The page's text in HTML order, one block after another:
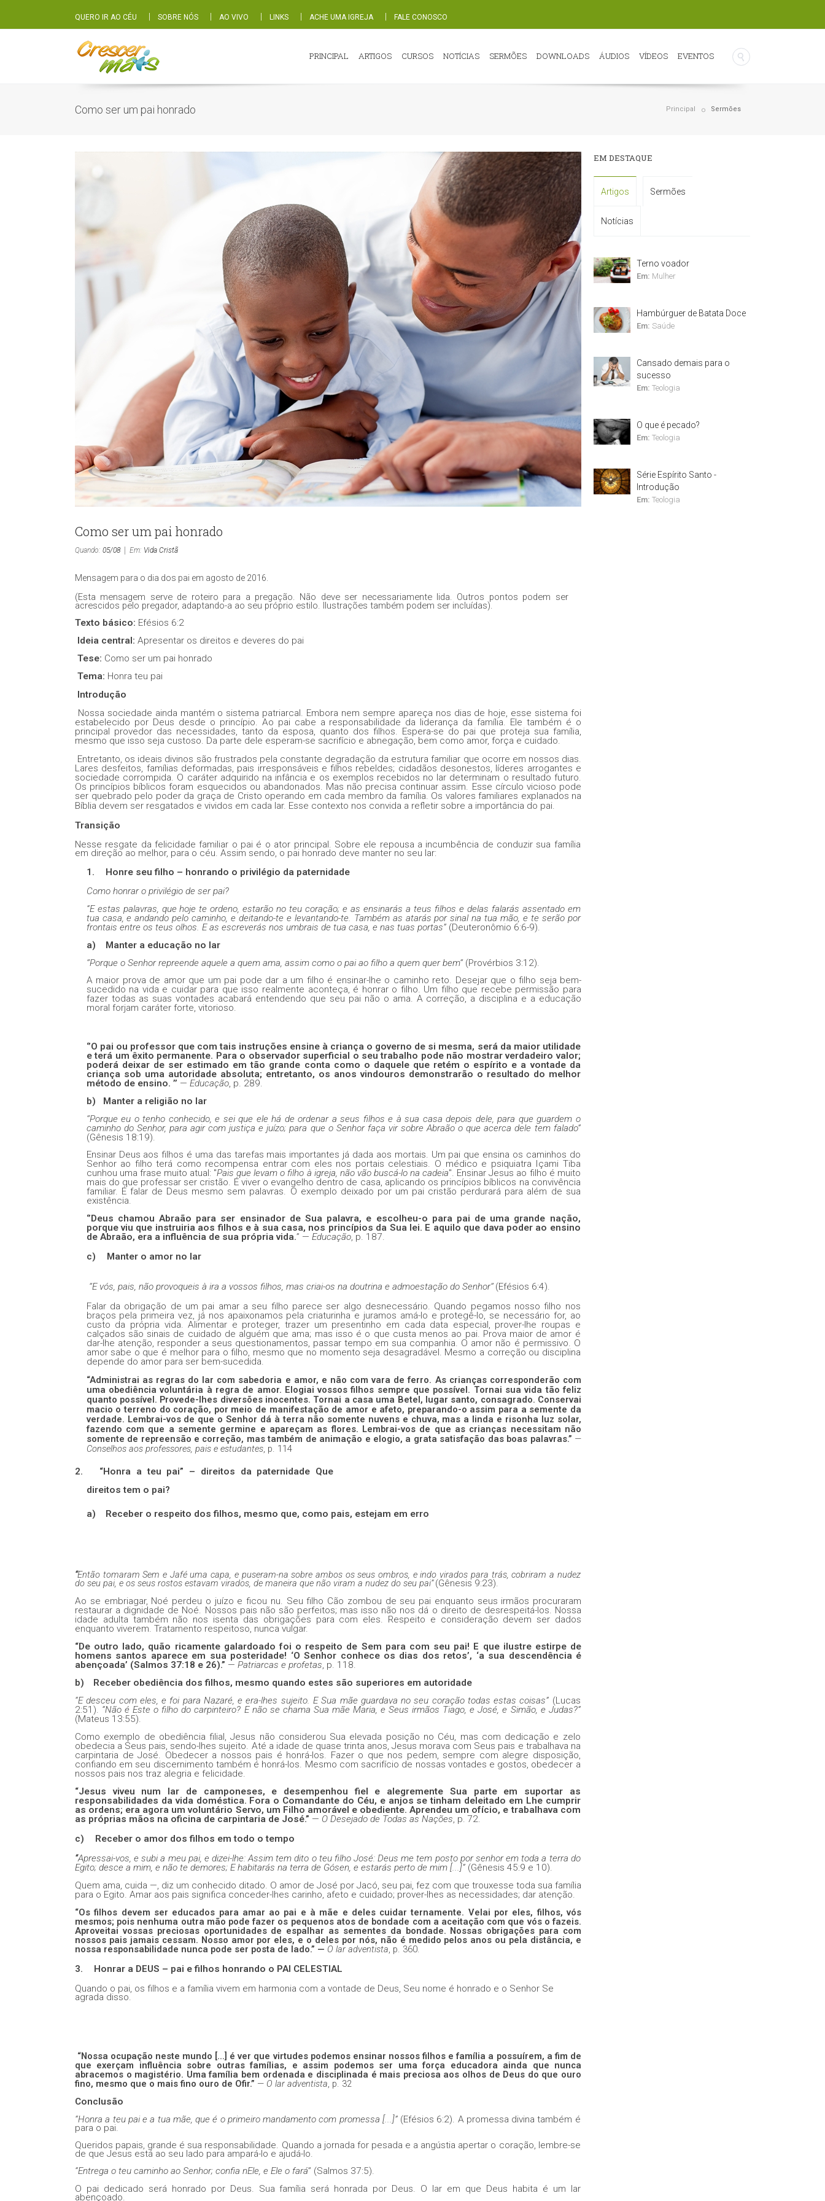
QUERO IR AO CÉU SOBRE NÓS AO VIVO LINKS ACHE UMA IGREJA FALE CONOSCO
PRINCIPAL ARTIGOS CURSOS NOTÍCIAS SERMÕES DOWNLOADS ÁUDIOS VÍDEOS EVENTOS
Como ser um pai honrado Principal Sermões
Como ser um pai honrado
Quando: 05/08 Em: Vida Cristã
Mensagem para o dia dos pai em agosto de 2016.
(Esta mensagem serve de roteiro para a pregação. Não deve ser necessariamente lida. Outros pontos podem ser
acrescidos pelo pregador, adaptando-a ao seu próprio estilo. Ilustrações também podem ser incluídas).
Texto básico: Efésios 6:2
Ideia central: Apresentar os direitos e deveres do pai
Tese: Como ser um pai honrado
Tema: Honra teu pai
Introdução
Nossa sociedade ainda mantém o sistema patriarcal. Embora nem sempre apareça nos dias de hoje, esse sistema foi
estabelecido por Deus desde o princípio. Ao pai cabe a responsabilidade da liderança da família. Ele também é o
principal provedor das necessidades, tanto da esposa, quanto dos filhos. Espera-se do pai que proteja sua família,
mesmo que isso seja custoso. Da parte dele esperam-se sacrifício e abnegação, bem como amor, força e cuidado.
Entretanto, os ideais divinos são frustrados pela constante degradação da estrutura familiar que ocorre em nossos dias.
Lares desfeitos, famílias deformadas, pais irresponsáveis e filhos rebeldes; cidadãos desonestos, líderes arrogantes e
sociedade corrompida. O caráter adquirido na infância e os exemplos recebidos no lar determinam o resultado futuro.
Os princípios bíblicos foram esquecidos ou abandonados. Mas não precisa continuar assim. Esse círculo vicioso pode
ser quebrado pelo poder da graça de Cristo operando em cada membro da família. Os valores familiares explanados na
Bíblia devem ser resgatados e vividos em cada lar. Esse contexto nos convida a refletir sobre a importância do pai.
Transição
Nesse resgate da felicidade familiar o pai é o ator principal. Sobre ele repousa a incumbência de conduzir sua família
em direção ao melhor, para o céu. Assim sendo, o pai honrado deve manter no seu lar:
1.
Honre seu filho – honrando o privilégio da paternidade
Como honrar o privilégio de ser pai?
“E estas palavras, que hoje te ordeno, estarão no teu coração; e as ensinarás a teus filhos e delas falarás assentado em
tua casa, e andando pelo caminho, e deitando-te e levantando-te. Também as atarás por sinal na tua mão, e te serão por
frontais entre os teus olhos. E as escreverás nos umbrais de tua casa, e nas tuas portas” (Deuteronômio 6:6-9).
a)
Manter a educação no lar
‘’Porque o Senhor repreende aquele a quem ama, assim como o pai ao filho a quem quer bem’’ (Provérbios 3:12).
A maior prova de amor que um pai pode dar a um filho é ensinar-lhe o caminho reto. Desejar que o filho seja bem-
sucedido na vida e cuidar para que isso realmente aconteça, é honrar o filho. Um filho que recebe permissão para
fazer todas as suas vontades acabará entendendo que seu pai não o ama. A correção, a disciplina e a educação
moral forjam caráter forte, vitorioso.
‘’O pai ou professor que com tais instruções ensine à criança o governo de si mesma, será da maior utilidade
e terá um êxito permanente. Para o observador superficial o seu trabalho pode não mostrar verdadeiro valor;
poderá deixar de ser estimado em tão grande conta como o daquele que retém o espírito e a vontade da
criança sob uma autoridade absoluta; entretanto, os anos vindouros demonstrarão o resultado do melhor
método de ensino. ’’ — Educação, p. 289.
b)
Manter a religião no lar
‘’Porque eu o tenho conhecido, e sei que ele há de ordenar a seus filhos e à sua casa depois dele, para que guardem o
caminho do Senhor, para agir com justiça e juízo; para que o Senhor faça vir sobre Abraão o que acerca dele tem falado”
(Gênesis 18:19).
Ensinar Deus aos filhos é uma das tarefas mais importantes já dada aos mortais. Um pai que ensina os caminhos do
Senhor ao filho terá como recompensa entrar com eles nos portais celestiais. O médico e psiquiatra Içami Tiba
cunhou uma frase muito atual: "Pais que levam o filho à igreja, não vão buscá-lo na cadeia". Ensinar Jesus ao filho é muito
mais do que professar ser cristão. É viver o evangelho dentro de casa, aplicando os princípios bíblicos na convivência
familiar. É falar de Deus mesmo sem palavras. O exemplo deixado por um pai cristão perdurará para além de sua
existência.
‘’Deus chamou Abraão para ser ensinador de Sua palavra, e escolheu-o para pai de uma grande nação,
porque viu que instruiria aos filhos e à sua casa, nos princípios da Sua lei. E aquilo que dava poder ao ensino
de Abraão, era a influência de sua própria vida.” — Educação, p. 187.
c)
Manter o amor no lar
‘’E vós, pais, não provoqueis à ira a vossos filhos, mas criai-os na doutrina e admoestação do Senhor’’ (Efésios 6:4).
Falar da obrigação de um pai amar a seu filho parece ser algo desnecessário. Quando pegamos nosso filho nos
braços pela primeira vez, já nos apaixonamos pela criaturinha e juramos amá-lo e protegê-lo, se necessário for, ao
custo da própria vida. Alimentar e proteger, trazer um presentinho em cada data especial, prover-lhe roupas e
calçados são sinais de cuidado de alguém que ama; mas isso é o que custa menos ao pai. Prova maior de amor é
dar-lhe atenção, responder a seus questionamentos, passar tempo em sua companhia. O amor não é permissivo. O
amor sabe o que é melhor para o filho, mesmo que no momento seja desagradável. Mesmo a correção ou disciplina
depende do amor para ser bem-sucedida.
“Administrai as regras do lar com sabedoria e amor, e não com vara de ferro. As crianças corresponderão com
uma obediência voluntária à regra de amor. Elogiai vossos filhos sempre que possível. Tornai sua vida tão feliz
quanto possível. Provede-lhes diversões inocentes. Tornai a casa uma Betel, lugar santo, consagrado. Conservai
macio o terreno do coração, por meio de manifestação de amor e afeto, preparando-o assim para a semente da
verdade. Lembrai-vos de que o Senhor dá à terra não somente nuvens e chuva, mas a linda e risonha luz solar,
fazendo com que a semente germine e apareçam as flores. Lembrai-vos de que as crianças necessitam não
somente de repreensão e correção, mas também de animação e elogio, a grata satisfação das boas palavras.” —
Conselhos aos professores, pais e estudantes, p. 114
2.
“Honra a teu pai” – direitos da paternidade Que
direitos tem o pai?
a) Receber o respeito dos filhos, mesmo que, como pais, estejam em erro
“Então tomaram Sem e Jafé uma capa, e puseram-na sobre ambos os seus ombros, e indo virados para trás, cobriram a nudez
do seu pai, e os seus rostos estavam virados, de maneira que não viram a nudez do seu pai” (Gênesis 9:23).
Ao se embriagar, Noé perdeu o juízo e ficou nu. Seu filho Cão zombou de seu pai enquanto seus irmãos procuraram
restaurar a dignidade de Noé. Nossos pais não são perfeitos; mas isso não nos dá o direito de desrespeitá-los. Nossa
idade adulta também não nos isenta das obrigações para com eles. Respeito e consideração devem ser dados
enquanto viverem. Tratamento respeitoso, nunca vulgar.
“De outro lado, quão ricamente galardoado foi o respeito de Sem para com seu pai! E que ilustre estirpe de
homens santos aparece em sua posteridade! ‘O Senhor conhece os dias dos retos’, ‘a sua descendência é
abençoada’ (Salmos 37:18 e 26).” — Patriarcas e profetas, p. 118.
b)
Receber obediência dos filhos, mesmo quando estes são superiores em autoridade
“E desceu com eles, e foi para Nazaré, e era-lhes sujeito. E Sua mãe guardava no seu coração todas estas coisas” (Lucas
2:51). “Não é Este o filho do carpinteiro? E não se chama Sua mãe Maria, e Seus irmãos Tiago, e José, e Simão, e Judas?”
(Mateus 13:55).
Como exemplo de obediência filial, Jesus não considerou Sua elevada posição no Céu, mas com dedicação e zelo
obedecia a Seus pais, sendo-lhes sujeito. Até a idade de quase trinta anos, Jesus morava com Seus pais e trabalhava na
carpintaria de José. Obedecer a nossos pais é honrá-los. Fazer o que nos pedem, sempre com alegre disposição,
confiando em seu discernimento também é honrá-los. Mesmo com sacrifício de nossas vontades e gostos, obedecer a
nossos pais nos traz alegria e felicidade.
“Jesus viveu num lar de camponeses, e desempenhou fiel e alegremente Sua parte em suportar as
responsabilidades da vida doméstica. Fora o Comandante do Céu, e anjos se tinham deleitado em Lhe cumprir
as ordens; era agora um voluntário Servo, um Filho amorável e obediente. Aprendeu um ofício, e trabalhava com
as próprias mãos na oficina de carpintaria de José.” — O Desejado de Todas as Nações, p. 72.
c)
Receber o amor dos filhos em todo o tempo
“Apressai-vos, e subi a meu pai, e dizei-lhe: Assim tem dito o teu filho José: Deus me tem posto por senhor em toda a terra do
Egito; desce a mim, e não te demores; E habitarás na terra de Gósen, e estarás perto de mim [...]” (Gênesis 45:9 e 10).
Quem ama, cuida —, diz um conhecido ditado. O amor de José por Jacó, seu pai, fez com que trouxesse toda sua família
para o Egito. Amar aos pais significa conceder-lhes carinho, afeto e cuidado; prover-lhes as necessidades; dar atenção.
“Os filhos devem ser educados para amar ao pai e à mãe e deles cuidar ternamente. Velai por eles, filhos, vós
mesmos; pois nenhuma outra mão pode fazer os pequenos atos de bondade com a aceitação com que vós o fazeis.
Aproveitai vossas preciosas oportunidades de espalhar as sementes da bondade. Nossas obrigações para com
nossos pais jamais cessam. Nosso amor por eles, e o deles por nós, não é medido pelos anos ou pela distância, e
nossa responsabilidade nunca pode ser posta de lado.” — O lar adventista, p. 360.
3.
Honrar a DEUS – pai e filhos honrando o PAI CELESTIAL
Quando o pai, os filhos e a família vivem em harmonia com a vontade de Deus, Seu nome é honrado e o Senhor Se
agrada disso.
“Nossa ocupação neste mundo [...] é ver que virtudes podemos ensinar nossos filhos e família a possuírem, a fim de
que exerçam influência sobre outras famílias, e assim podemos ser uma força educadora ainda que nunca
abracemos o magistério. Uma família bem ordenada e disciplinada é mais preciosa aos olhos de Deus do que ouro
fino, mesmo que o mais fino ouro de Ofir.” — O lar adventista, p. 32
Conclusão
“Honra a teu pai e a tua mãe, que é o primeiro mandamento com promessa [...]” (Efésios 6:2). A promessa divina também é
para o pai.
Queridos papais, grande é sua responsabilidade. Quando a jornada for pesada e a angústia apertar o coração, lembre-se
de que Jesus está ao seu lado para ampará-lo e ajudá-lo.
“Entrega o teu caminho ao Senhor; confia nEle, e Ele o fará” (Salmos 37:5).
O pai dedicado será honrado por Deus. Sua família será honrada por Deus. O lar em que Deus habita é um lar
abençoado.
EM DESTAQUE
Artigos Sermões
Notícias
Terno voador
Em: Mulher
Hambúrguer de Batata Doce
Em: Saúde
Cansado demais para o
sucesso
Em: Teologia
O que é pecado?
Em: Teologia
Série Espírito Santo -
Introdução
Em: Teologia